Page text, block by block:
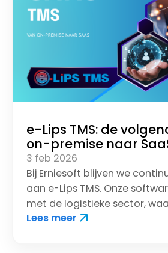
e-Lips TMS: de
on-premise naar
3 feb 2026
Bij Erniesoft blijven we
aan e-Lips TMS. Onze
met de logistieke sector,
digitalisering en flexibiliteit
Lees meer